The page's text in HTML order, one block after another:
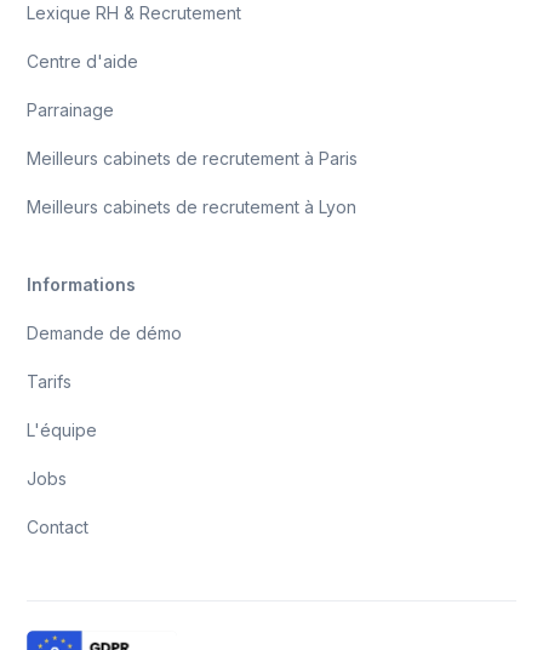
Lexique RH & Recrutement
Centre d'aide
Parrainage
Meilleurs cabinets de recrutement à Paris
Meilleurs cabinets de recrutement à Lyon
Informations
Demande de démo
Tarifs
L'équipe
Jobs
Contact